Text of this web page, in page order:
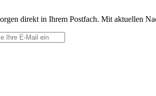
direkt in Ihrem Postfach. Mit aktuellen